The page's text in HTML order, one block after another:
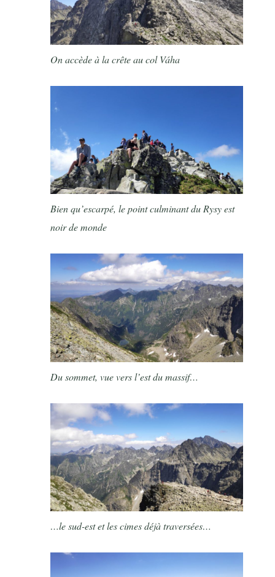
On accède à la crête au colVáha
Bien qu’escarpé, le point culminant du Rysy est
noir de monde
Du sommet, vue vers l’est du massif…
…le sud-est et les cimes déjà traversées…